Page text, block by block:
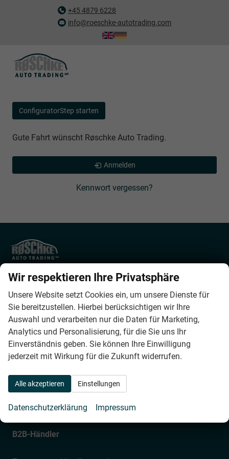
+45 4879 6228
info@roeschke-autotrading.com
ConfiguratorStep starten
Gute Fahrt wünscht Røschke Auto Trading.
Anmelden
Kennwort vergessen?
Helsingørsgade 57
DK-3400 Hillerød
Phone: 0045 4879 6228
Fax: 0045 4879 6226
E-mail: info@roeschke-autotrading.dk
Bürostunden
Montag bis Donnerstag
09:00 – 12:00 und 13:00 – 17:00
09:00 – 12:00 und 13:00 – 16:00
B2B-Händler
Wir respektieren Ihre Privatsphäre
Unsere Website setzt Cookies ein, um unsere Dienste für
Sie bereitzustellen. Hierbei berücksichtigen wir Ihre
Auswahl und verarbeiten nur die Daten für Marketing,
Analytics und Personalisierung, für die Sie uns Ihr
Einverständnis geben. Sie können Ihre Einwilligung
jederzeit mit Wirkung für die Zukunft widerrufen.
Alle akzeptieren Einstellungen
Datenschutzerklärung Impressum